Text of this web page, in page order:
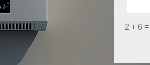
2 + 6 =